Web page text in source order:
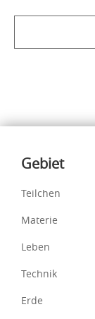
Inhalte
Gebiet
Teilchen
Materie
Leben
Technik
Erde